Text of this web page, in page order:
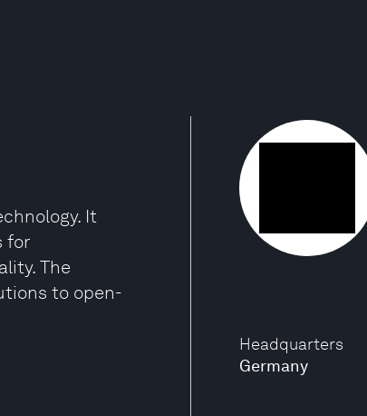
Headquarters
Germany
It
for
The
to open-